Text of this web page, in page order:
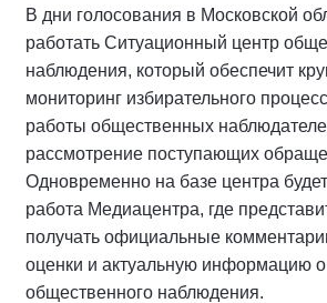
В дни голосования в Московской
работать Ситуационный центр
наблюдения, который обеспечит
мониторинг избирательного
работы общественных
рассмотрение поступающих
Одновременно на базе центра
работа Медиацентра, где
получать официальные
оценки и актуальную информацию
общественного наблюдения.